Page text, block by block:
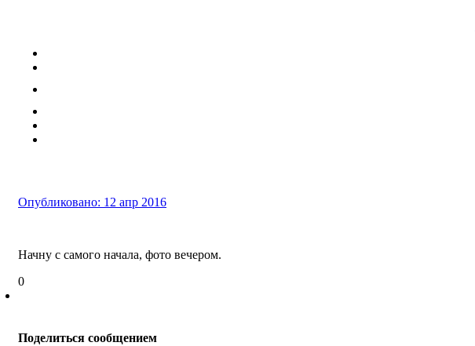
Опубликовано: 12 апр 2016
Начну с самого начала, фото вечером.
0
Поделиться сообщением